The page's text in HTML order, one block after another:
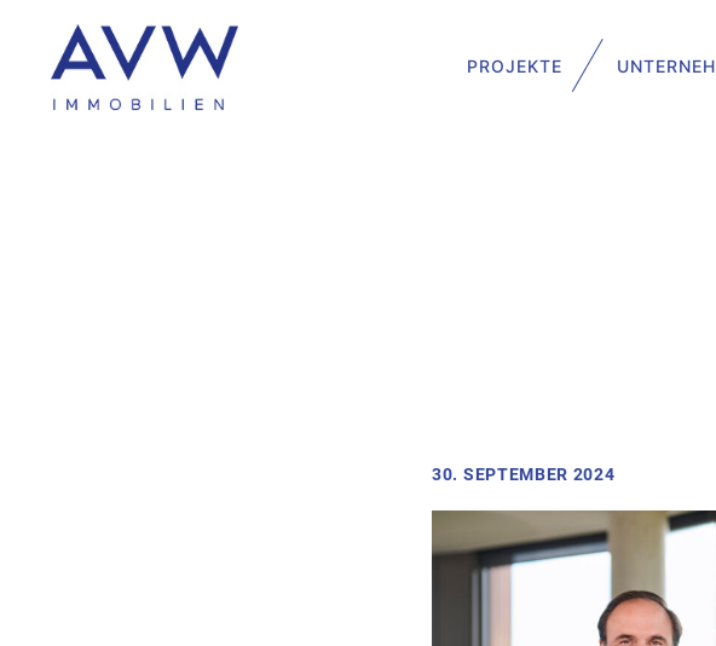
PROJEKTE
30. SEPTEMBER 2024